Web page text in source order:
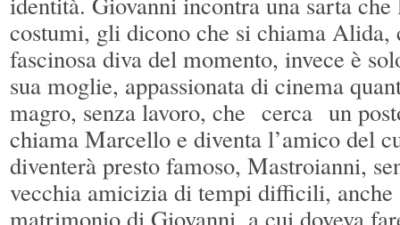
costumi, gli dicono che si chiama
fascinosa diva del momento, invece è
sua moglie, appassionata di cinema
magro, senza lavoro, che cerca un
chiama Marcello e diventa l’amico del
diventerà presto famoso, Mastroianni,
vecchia amicizia di tempi difficili, anche
matrimonio di Giovanni, a cui doveva